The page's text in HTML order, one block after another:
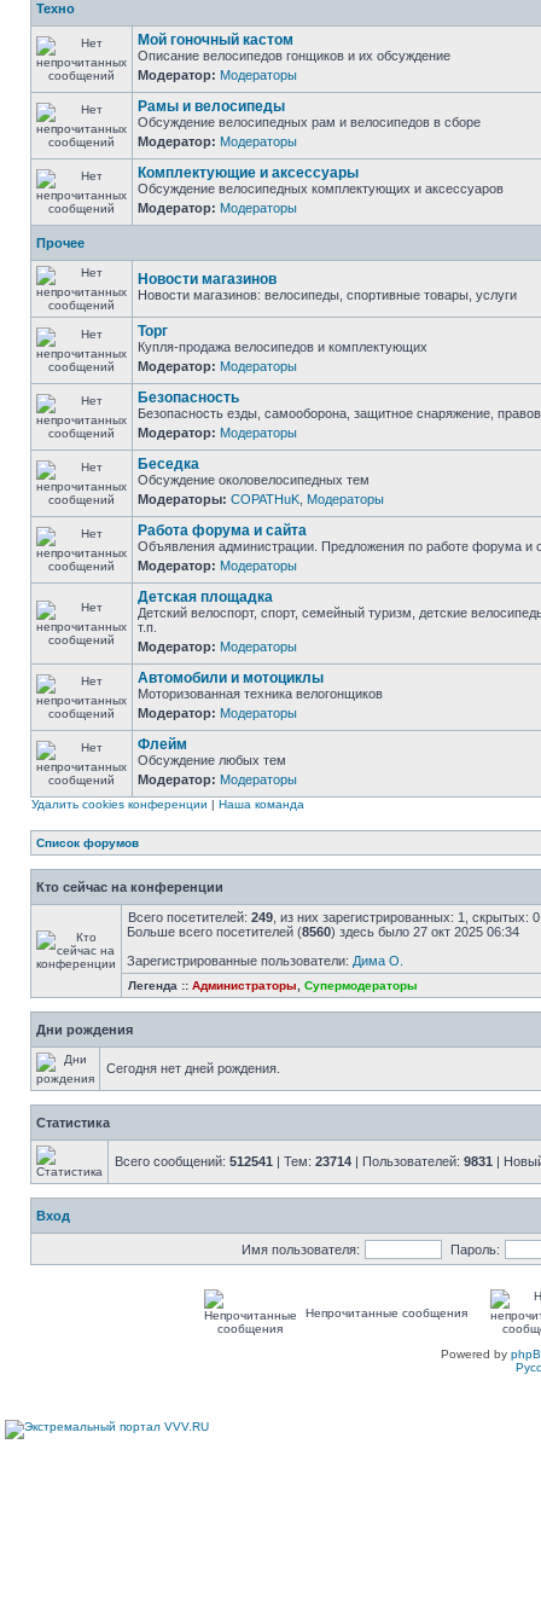
Техно
Мой гоночный кастом
Описание велосипедов гонщиков и их обсуждение
Модератор: Модераторы
Рамы и велосипеды
Обсуждение велосипедных рам и велосипедов в сборе
Модератор: Модераторы
Комплектующие и аксессуары
Обсуждение велосипедных комплектующих и аксессуаров
Модератор: Модераторы
Прочее
Новости магазинов
Новости магазинов: велосипеды, спортивные товары, услуги
Торг
Купля-продажа велосипедов и комплектующих
Модератор: Модераторы
Безопасность
Безопасность езды, самооборона, защитное снаряжение,
Модератор: Модераторы
Беседка
Обсуждение околовелосипедных тем
Модераторы: COPATHuK Модераторы
Работа форума и сайта
Объявления администрации. Предложения по работе форума и
Модератор: Модераторы
Детская площадка
Детский велоспорт, спорт, семейный туризм, детские
т.п.
Модератор: Модераторы
Автомобили и мотоциклы
Моторизованная техника велогонщиков
Модератор: Модераторы
Флейм
Обсуждение любых тем
Модератор: Модераторы
Удалить cookies конференции | Наша команда
Список форумов
Кто сейчас на конференции
Всего посетителей: 249 , из них зарегистрированных: 1, скрытых:
Больше всего посетителей (8560) здесь было 27 окт 2025 06:34
Зарегистрированные пользователи: Дима О.
Легенда :: Администраторы Супермодераторы
Дни рождения
Сегодня нет дней рождения.
Статистика
Всего сообщений: 512541 | Тем: 23714 | Пользователей: 9831 |
Вход
Имя пользователя: Пароль:
Непрочитанные сообщения
Powered by